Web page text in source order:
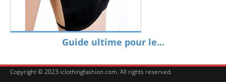
Guide ultime pour le...
Copyright © 2023 iclothingfashion.com. All rights reserved.